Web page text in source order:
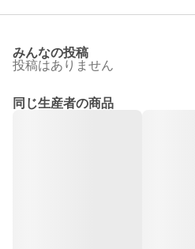
みんなの投稿
投稿はありません
同じ生産者の商品